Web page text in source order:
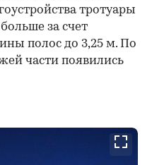
тротуары
за счет
полос до 3,25 м. По
части появились